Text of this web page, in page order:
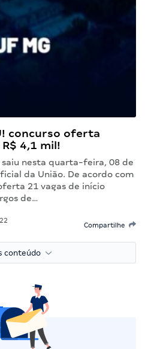
concurso oferta
4,1 mil!
saiu nesta quarta-feira, 08 de
da União. De acordo com
21 vagas de início
de…
Compartilhe
conteúdo